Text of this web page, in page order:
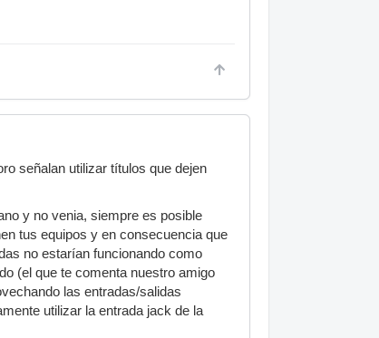
señalan utilizar títulos que dejen
y no venia, siempre es posible
tus equipos y en consecuencia que
no estarían funcionando como
(el que te comenta nuestro amigo
las entradas/salidas
utilizar la entrada jack de la